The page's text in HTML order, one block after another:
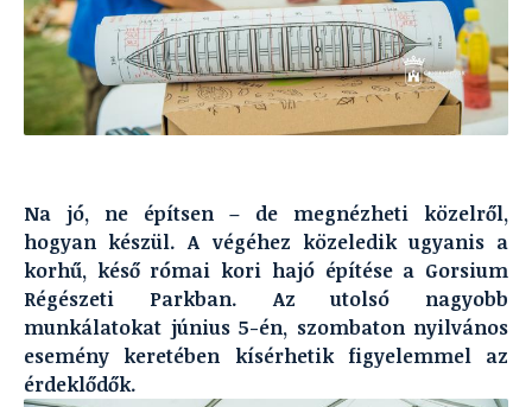
Na jó, ne építsen – de megnézheti közelről,
hogyan készül. A végéhez közeledik ugyanis a
korhű, késő római kori hajó építése a Gorsium
Régészeti Parkban. Az utolsó nagyobb
munkálatokat június 5-én, szombaton nyilvános
esemény keretében kísérhetik figyelemmel az
érdeklődők.